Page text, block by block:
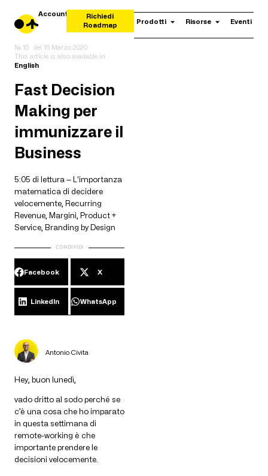
Prodotti Risorse Eventi
Account
Richiedi
Roadmap
№ 10 del 16 Marzo 2020
This article is also available in:
English
Fast Decision
Making per
immunizzare il
Business
5:05 di lettura — L'importanza
matematica di decidere
velocemente, Recurring
Revenue, Margini, Product +
Service, Branding by Design
CONDIVIDI
Facebook X
LinkedIn WhatsApp
Antonio Civita
Hey, buon lunedì,
vado dritto al sodo perché se
c’è una cosa che ho imparato
in questa settimana di
remote-working è che
importante prendere le
decisioni velocemente.